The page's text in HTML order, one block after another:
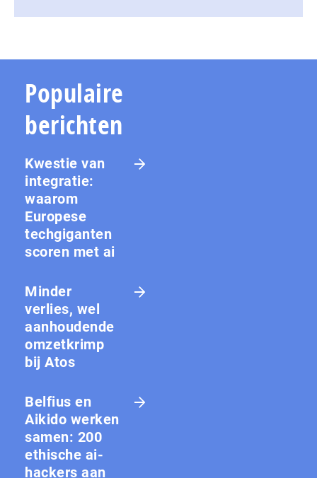
Populaire
berichten
Kwestie van
integratie:
waarom
Europese
techgiganten
scoren met ai
Minder
verlies, wel
aanhoudende
omzetkrimp
bij Atos
Belfius en
Aikido werken
samen: 200
ethische ai-
hackers aan